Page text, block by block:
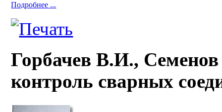
Подробнее ...
Горбачев В.И.,
контроль сварных